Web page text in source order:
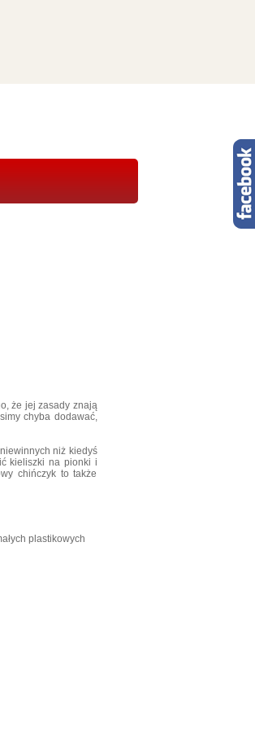
że jej zasady znają
chyba dodawać,
niż kiedyś
kieliszki na pionki i
chińczyk to także
plastikowych